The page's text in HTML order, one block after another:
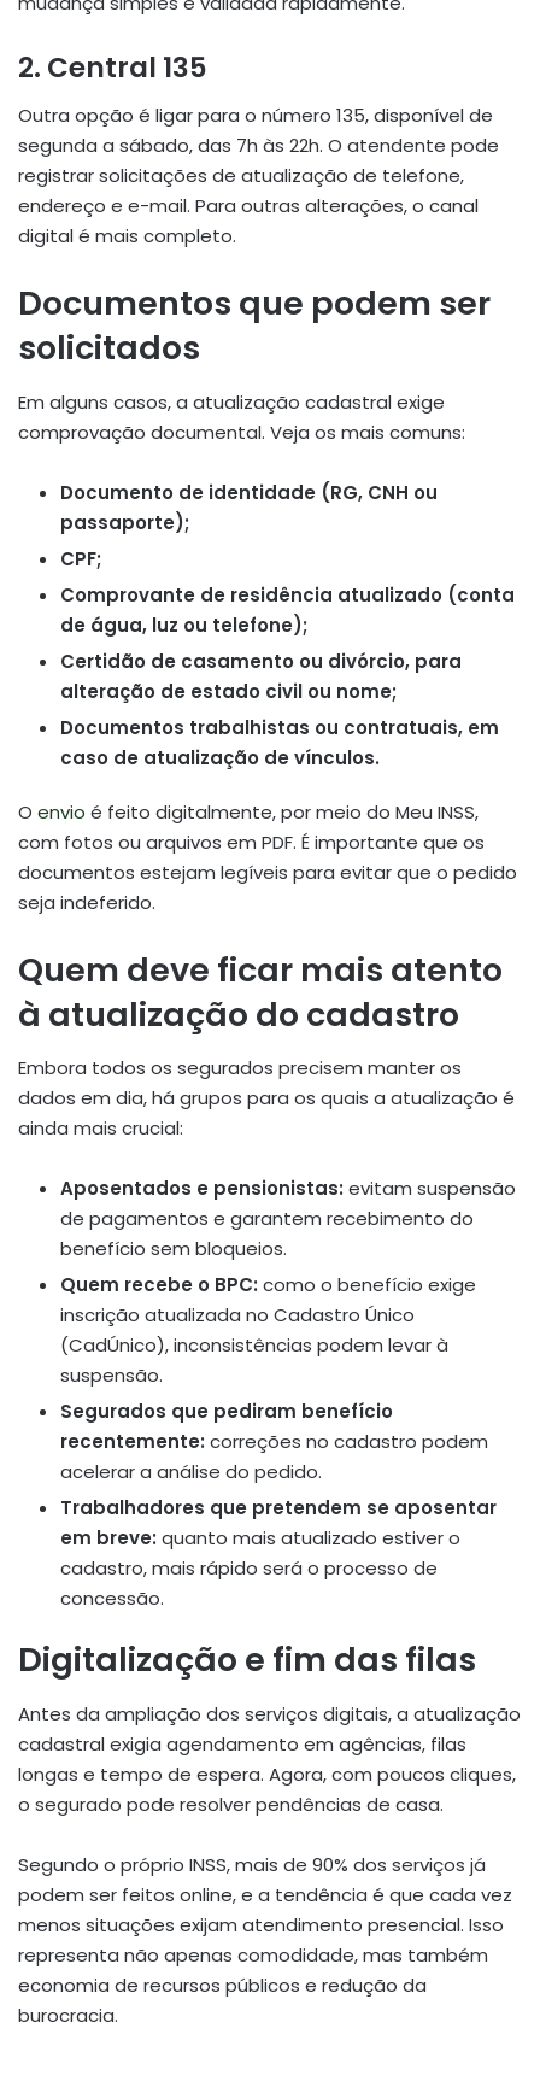
2. Central 135
Outra opção é ligar para o número 135, disponível de
segunda a sábado, das 7h às 22h. O atendente pode
registrar solicitações de atualização de telefone,
endereço e e-mail. Para outras alterações, o canal
digital é mais completo.
Documentos que podem ser
solicitados
Em alguns casos, a atualização cadastral exige
comprovação documental. Veja os mais comuns:
Documento de identidade (RG, CNH ou
passaporte);
CPF;
Comprovante de residência atualizado (conta
de água, luz ou telefone);
Certidão de casamento ou divórcio, para
alteração de estado civil ou nome;
Documentos trabalhistas ou contratuais, em
caso de atualização de vínculos.
O envio é feito digitalmente, por meio do Meu INSS,
com fotos ou arquivos em PDF. É importante que os
documentos estejam legíveis para evitar que o pedido
seja indeferido.
Quem deve ficar mais atento
à atualização do cadastro
Embora todos os segurados precisem manter os
dados em dia, há grupos para os quais a atualização é
ainda mais crucial:
Aposentados e pensionistas: evitam suspensão
de pagamentos e garantem recebimento do
benefício sem bloqueios.
Quem recebe o BPC: como o benefício exige
inscrição atualizada no Cadastro Único
(CadÚnico), inconsistências podem levar à
suspensão.
Segurados que pediram benefício
recentemente: correções no cadastro podem
acelerar a análise do pedido.
Trabalhadores que pretendem se aposentar
em breve: quanto mais atualizado estiver o
cadastro, mais rápido será o processo de
concessão.
Digitalização e fim das filas
Antes da ampliação dos serviços digitais, a atualização
cadastral exigia agendamento em agências, filas
longas e tempo de espera. Agora, com poucos cliques,
o segurado pode resolver pendências de casa.
Segundo o próprio INSS, mais de 90% dos serviços já
podem ser feitos online, e a tendência é que cada vez
menos situações exijam atendimento presencial. Isso
representa não apenas comodidade, mas também
economia de recursos públicos e redução da
burocracia.